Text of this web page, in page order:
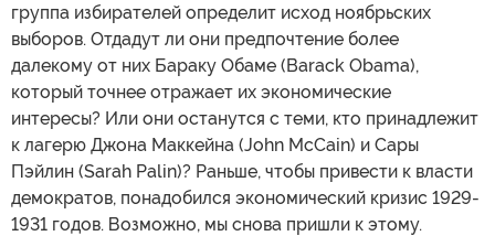
группа избирателей определит исход ноябрьских
выборов. Отдадут ли они предпочтение более
далекому от них Бараку Обаме (Barack Obama),
который точнее отражает их экономические
интересы? Или они останутся с теми, кто принадлежит
к лагерю Джона Маккейна (John McCain) и Сары
Пэйлин (Sarah Palin)? Раньше, чтобы привести к власти
демократов, понадобился экономический кризис 1929-
1931 годов. Возможно, мы снова пришли к этому.